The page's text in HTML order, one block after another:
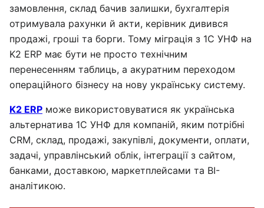
замовлення, склад бачив залишки, бухгалтерія
отримувала рахунки й акти, керівник дивився
продажі, гроші та борги. Тому міграція з 1С УНФ на
K2 ERP має бути не просто технічним
перенесенням таблиць, а акуратним переходом
операційного бізнесу на нову українську систему.
K2 ERP може використовуватися як українська
альтернатива 1С УНФ для компаній, яким потрібні
CRM, склад, продажі, закупівлі, документи, оплати,
задачі, управлінський облік, інтеграції з сайтом,
банками, доставкою, маркетплейсами та BI-
аналітикою.